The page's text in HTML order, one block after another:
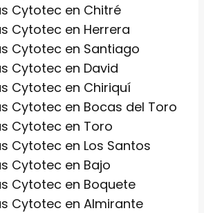
Cytotec en Chitré
Cytotec en Herrera
Cytotec en Santiago
Cytotec en David
Cytotec en Chiriquí
Cytotec en Bocas del Toro
Cytotec en Toro
Cytotec en Los Santos
Cytotec en Bajo
Cytotec en Boquete
Cytotec en Almirante